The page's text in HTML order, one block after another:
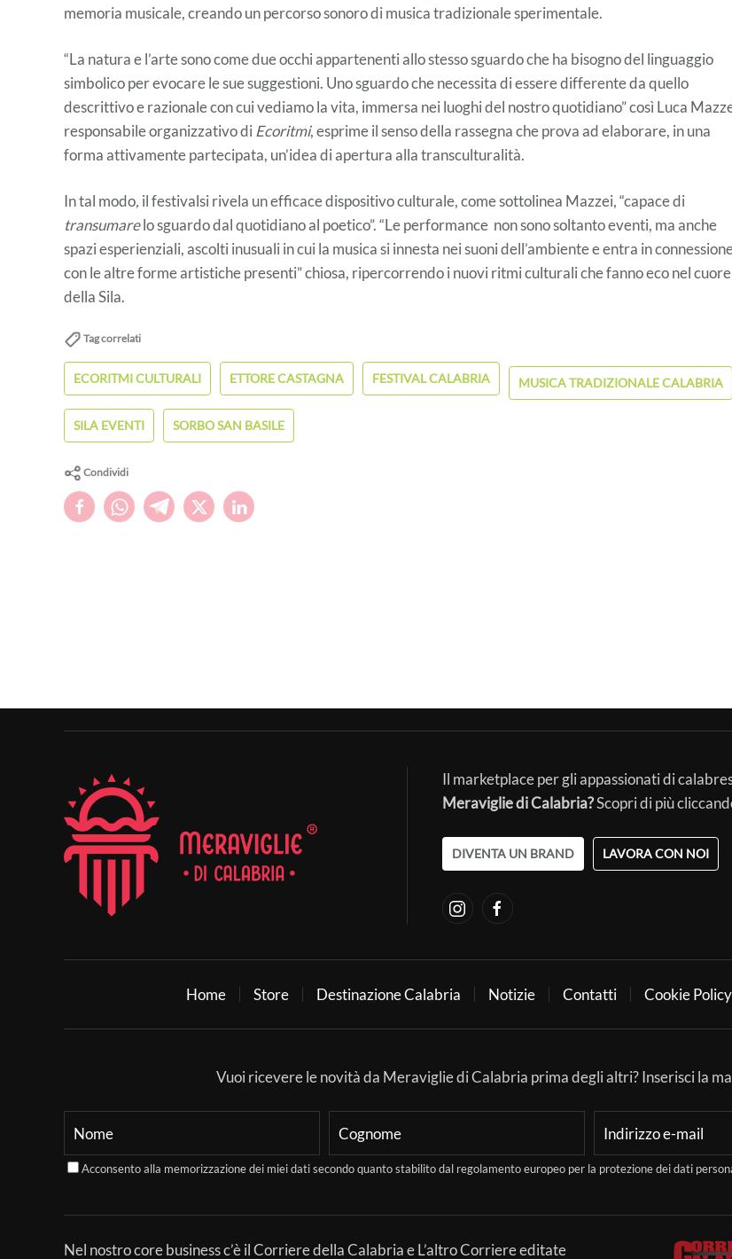
memoria musicale, creando un percorso sonoro di musica tradizionale sperimentale.
“La natura e l’arte sono come due occhi appartenenti allo stesso sguardo che ha bisogno del linguaggio
simbolico per evocare le sue suggestioni. Uno sguardo che necessita di essere differente da quello
descrittivo e razionale con cui vediamo la vita, immersa nei luoghi del nostro quotidiano” così Luca
responsabile organizzativo di Ecoritmi, esprime il senso della rassegna che prova ad elaborare, in una
forma attivamente partecipata, un’idea di apertura alla transculturalità.
In tal modo, il festivalsi rivela un efficace dispositivo culturale, come sottolinea Mazzei, “capace di
transumarelo sguardo dal quotidiano al poetico”. “Le performance non sono soltanto eventi, ma anche
spazi esperienziali, ascolti inusuali in cui la musica si innesta nei suoni dell’ambiente e entra in
con le altre forme artistiche presenti” chiosa, ripercorrendo i nuovi ritmi culturali che fanno eco nel cuore
della Sila.
Tag correlati
ECORITMI CULTURALI ETTORE CASTAGNA FESTIVAL CALABRIA MUSICA TRADIZIONALE CALABRIA
SILA EVENTI SORBO SAN BASILE
Condividi
Il marketplace per gli appassionati di
Meraviglie di Calabria?Scopri di più
DIVENTA UN BRAND LAVORA CON NOI
Home Store Destinazione Calabria Notizie Contatti Cookie Policy
Vuoi ricevere le novità da Meraviglie di Calabria prima degli altri? Inserisci la
Acconsento alla memorizzazione dei miei dati secondo quanto stabilito dal regolamento europeo per la protezione dei dati
Nel nostro core business c’è il Corriere della Calabria e L’altro Corriere editate